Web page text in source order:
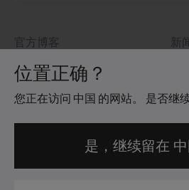
位置正确？
您正在访问 中国 的网站。 是否继
是，继续留在
官方博客
关于我们
招贤纳士
新
社